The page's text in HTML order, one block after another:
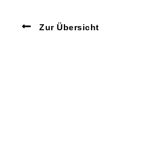
Zur Übersicht